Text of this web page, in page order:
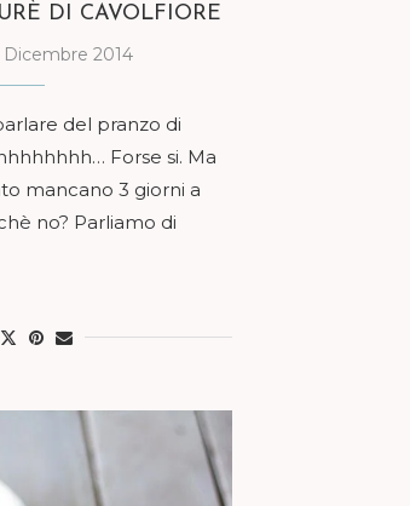
DI CAVOLFIORE
Dicembre 2014
del pranzo di
Forse si. Ma
mancano 3 giorni a
no? Parliamo di